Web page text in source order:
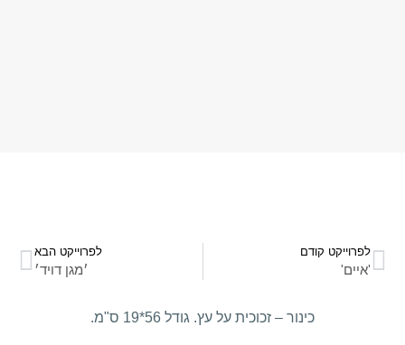
לפרוייקט קודם
'איים'
לפרוייקט הבא
׳מגן דויד׳
כינור – זכוכית על עץ. גודל 56*19 ס"מ.